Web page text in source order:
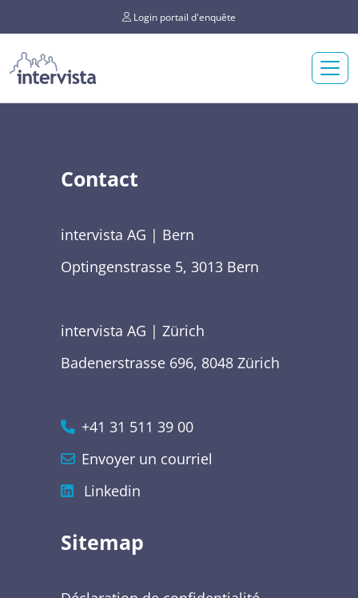
Login portail d'enquête
Contact
intervista AG | Bern
Optingenstrasse 5, 3013 Bern
intervista AG | Zürich
Badenerstrasse 696, 8048 Zürich
+41 31 511 39 00
Envoyer un courriel
Linkedin
Sitemap